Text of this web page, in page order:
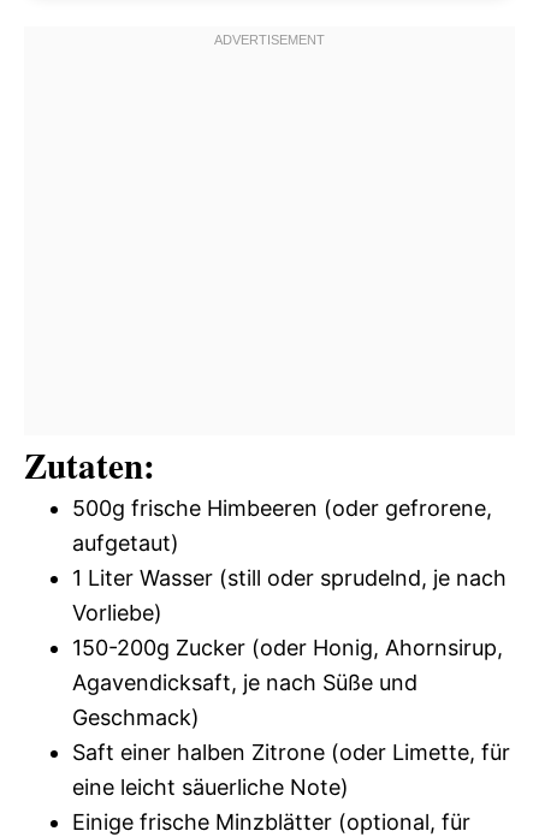
Zutaten:
500g frische Himbeeren (oder gefrorene,
aufgetaut)
1 Liter Wasser (still oder sprudelnd, je nach
Vorliebe)
150-200g Zucker (oder Honig, Ahornsirup,
Agavendicksaft, je nach Süße und
Geschmack)
Saft einer halben Zitrone (oder Limette, für
eine leicht säuerliche Note)
Einige frische Minzblätter (optional, für